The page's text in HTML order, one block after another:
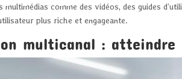
multimédias comme des vidéos, des guides
plus riche et engageante.
multicanal : atteindre